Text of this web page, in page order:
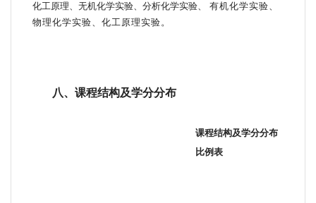
化工原理、无机化学实验、分析化学实验、
有机化学实验、
物理化学实验、化工原理实验。
八、课程结构及学分分布
课程结构及学分分布
比例表